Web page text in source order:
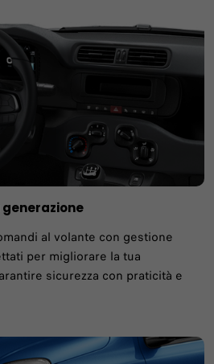
al volante con gestione
per migliorare la tua
sicurezza con praticità e